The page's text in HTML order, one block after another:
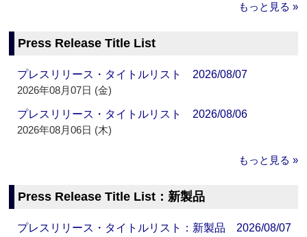
もっと見る »
Press Release Title List
プレスリリース・タイトルリスト 2026/08/07
2026年08月07日 (金)
プレスリリース・タイトルリスト 2026/08/06
2026年08月06日 (木)
もっと見る »
Press Release Title List：新製品
プレスリリース・タイトルリスト：新製品 2026/08/07